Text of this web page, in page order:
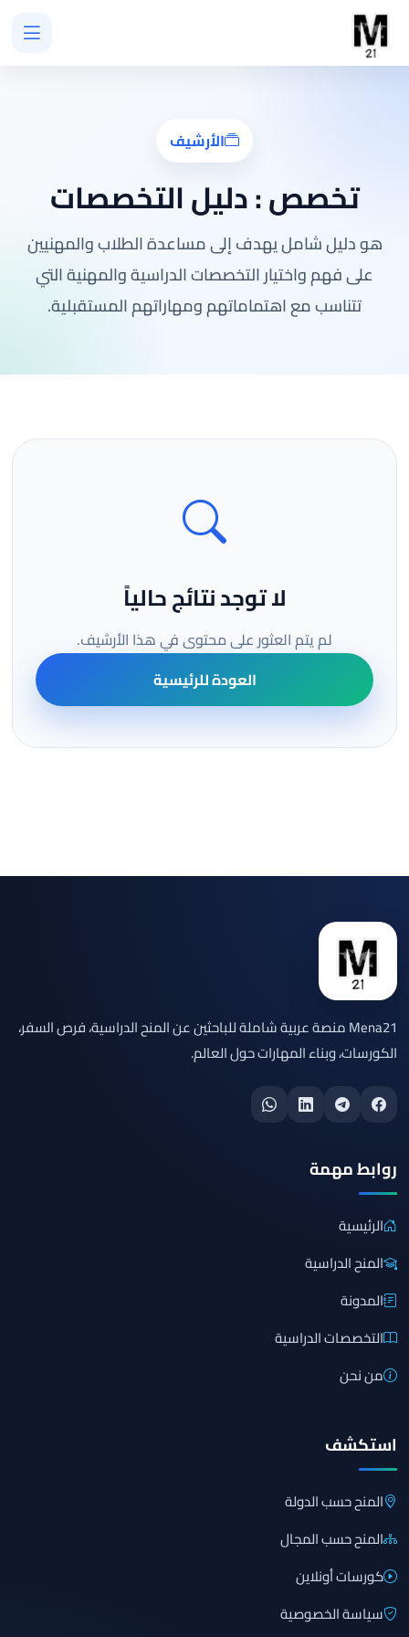
الأرشيف
تخصص :دليل التخصصات
هو دليل شامل يهدف إلى مساعدة الطلاب والمهنيين
على فهم واختيار التخصصات الدراسية والمهنية التي
تتناسب مع اهتماماتهم ومهاراتهم المستقبلية.
لا توجد نتائج حالياً
لم يتم العثور على محتوى في هذا الأرشيف.
العودة للرئيسية
Mena21 منصة عربية شاملة للباحثين عن المنح الدراسية، فرص السفر،
الكورسات، وبناء المهارات حول العالم.
روابط مهمة
الرئيسية
المنح الدراسية
المدونة
التخصصات الدراسية
من نحن
استكشف
المنح حسب الدولة
المنح حسب المجال
كورسات أونلاين
سياسة الخصوصية